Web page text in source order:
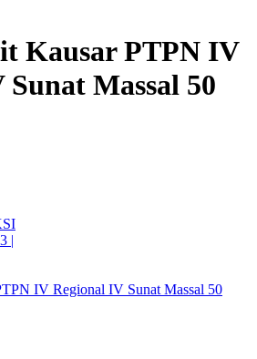
Kausar PTPN IV
Massal 50
|